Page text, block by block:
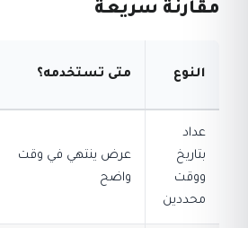
مقارنة سريعة
النوع متى تستخدمه؟
عداد
بتاريخ
ووقت
محددين
عرض ينتهي في وقت
واضح